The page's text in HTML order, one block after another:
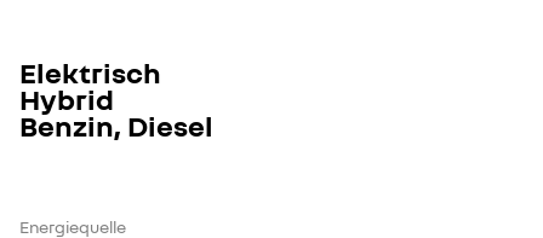
Elektrisch
Hybrid
Benzin, Diesel
Energiequelle